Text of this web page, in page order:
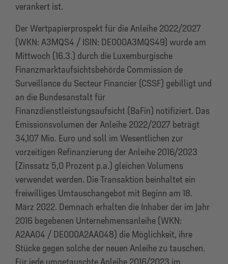
verankert ist.
Der Wertpapierprospekt für die Anleihe 2022/2027
(WKN: A3MQS4 / ISIN: DE000A3MQS49) wurde am
Mittwoch (16.3.) durch die Luxemburgische
Finanzmarktaufsichtsbehörde Commission de
Surveillance du Secteur Financier (CSSF) gebilligt und
an die Bundesanstalt für
Finanzdienstleistungsaufsicht (BaFin) notifiziert. Das
Emissionsvolumen der Anleihe 2022/2027 beträgt
34,107 Mio. Euro und soll im Wesentlichen zur
vorzeitigen Refinanzierung der Anleihe 2016/2023
(Zinssatz 5,0 Prozent p.a.) gleichen Volumens
verwendet werden. Die Transaktion beinhaltet ein
freiwilliges Umtauschangebot mit Beginn am 18.
März 2022. Demnach erhalten die Inhaber der im Jahr
2016 begebenen Unternehmensanleihe (WKN:
A2AA04 / DE000A2AA048) die Möglichkeit, ihre
Stücke gegen solche der neuen Anleihe zu tauschen.